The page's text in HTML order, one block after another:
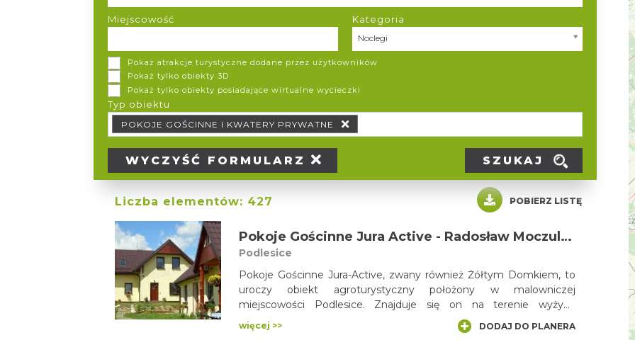
Miejscowość Kategoria
Noclegi
Kategoria
Pokaż atrakcje turystyczne dodane przez użytkowników
Pokaż tylko obiekty 3D
Pokaż tylko obiekty posiadające wirtualne wycieczki
Typ obiektu
POKOJE GOŚCINNE I KWATERY PRYWATNE
Typ obiektu Typ wypożyczalni
WYCZYŚĆ FORMULARZ SZUKAJ
Liczba elementów: 427 POBIERZ LISTĘ
Pokoje Gościnne Jura Active - Radosław Moczulski
Podlesice
Pokoje Gościnne Jura-Active, zwany również Żółtym Domkiem, to
uroczy obiekt agroturystyczny położony w malowniczej
miejscowości Podlesice. Znajduje się on na terenie wyżyny
Krakowsko-Częstochowskiej, otoczony pięknymi krajobrazami Parku
Krajobrazowego Orlich Gniazd.
więcej >> DODAJ DO PLANERA